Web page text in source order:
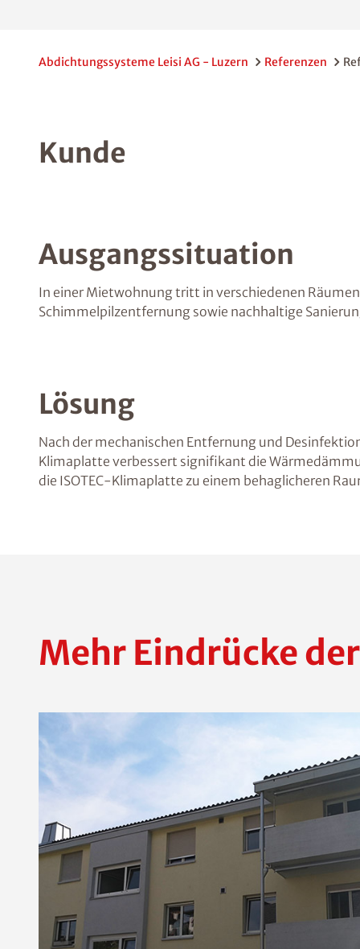
Abdichtungssysteme Leisi AG - Luzern Referenzen
Kunde
Ausgangssituation
In einer Mietwohnung tritt in verschiedenen
Schimmelpilzentfernung sowie nachhaltige
Lösung
Nach der mechanischen Entfernung und
Klimaplatte verbessert signifikant die
die ISOTEC-Klimaplatte zu einem behaglicheren
Mehr Eindrücke